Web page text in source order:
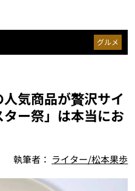
グルメ
人気商品が贅沢サイ
ー祭」は本当にお
執筆者： ライター/松本果歩